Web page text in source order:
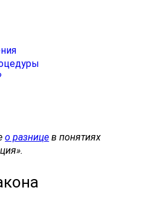
о разнице в понятиях